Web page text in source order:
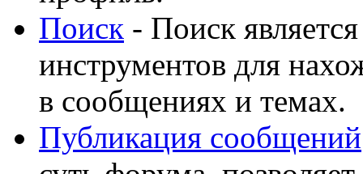
Поиск - Поиск
инструментов для
в сообщениях и темах.
Публикация сообщений